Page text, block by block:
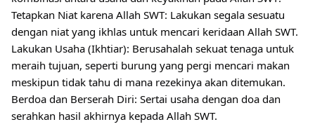
Tetapkan Niat karena Allah SWT: Lakukan segala sesuatu
dengan niat yang ikhlas untuk mencari keridaan Allah SWT.
Lakukan Usaha (Ikhtiar): Berusahalah sekuat tenaga untuk
meraih tujuan, seperti burung yang pergi mencari makan
meskipun tidak tahu di mana rezekinya akan ditemukan.
Berdoa dan Berserah Diri: Sertai usaha dengan doa dan
serahkan hasil akhirnya kepada Allah SWT.